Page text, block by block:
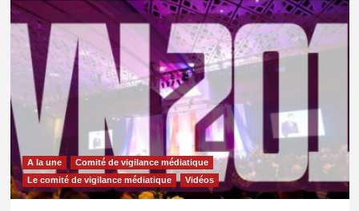
A la une
Comité de vigilance médiatique
Le comité de vigilance médiatique
Vidéos